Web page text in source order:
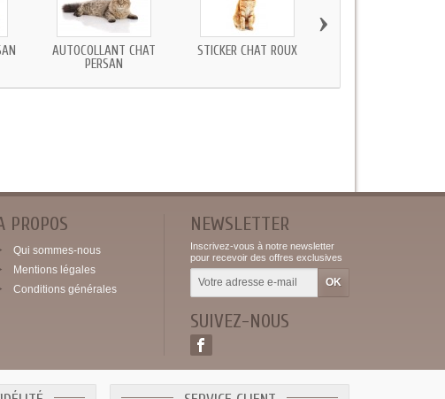
AUTOCOLLANT CHAT
PERSAN
STICKER CHAT ROUX
›
PROPOS
Qui sommes-nous
Mentions légales
Conditions générales
NEWSLETTER
Inscrivez-vous à notre newsletter
pour recevoir des offres exclusives
SUIVEZ-NOUS